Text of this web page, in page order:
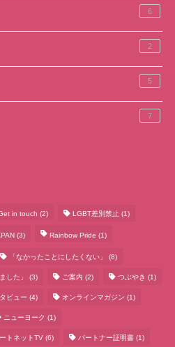
6
2
5
7
in touch (2) LGBT差別禁止 (1)
(3) Rainbow Pride (1)
「なかったことにしたくない」 (8)
した」 (3) ご案内 (2) つぶやき (1)
ビュー (4) オンラインマガジン (1)
ニューヨーク (1)
トネットTV (6) パートナー証明書 (1)